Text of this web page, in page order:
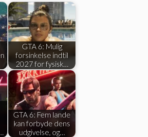
GTA 6: Mulig
forsinkelse indtil
2027 for fysisk…
GTA 6: Fem lande
kan forbyde dens
udgivelse, og…